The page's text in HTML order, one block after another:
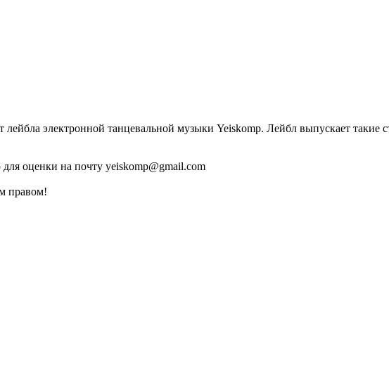
электронной танцевальной музыки Yeiskomp. Лейбл выпускает такие
оценки на почту yeiskomp@gmail.com
правом!